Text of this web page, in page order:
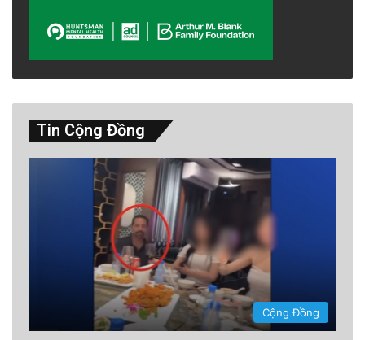
Tin Cộng Đồng
Cộng Đồng